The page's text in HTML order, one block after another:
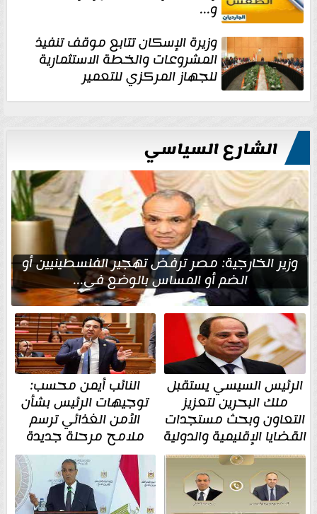
و...
وزيرة الإسكان تتابع موقف تنفيذ
المشروعات والخطة الاستثمارية
للجهاز المركزي للتعمير
الشارع السياسي
وزير الخارجية: مصر ترفض تهجير الفلسطينيين أو
الضم أو المساس بالوضع في...
الرئيس السيسي يستقبل
ملك البحرين لتعزيز
التعاون وبحث مستجدات
القضايا الإقليمية والدولية
النائب أيمن محسب:
توجيهات الرئيس بشأن
الأمن الغذائي ترسم
ملامح مرحلة جديدة